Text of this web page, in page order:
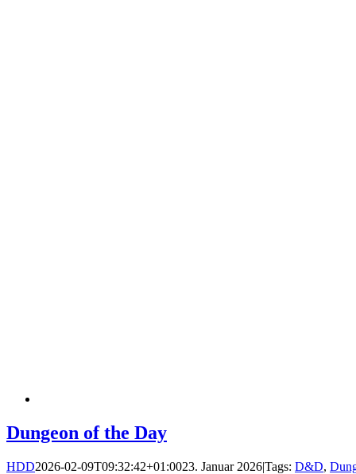
Dungeon of the Day
HDD2026-02-09T09:32:42+01:0023. Januar 2026|Tags: D&D,